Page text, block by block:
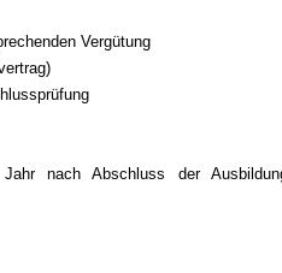
Vergütung
nach Abschluss der